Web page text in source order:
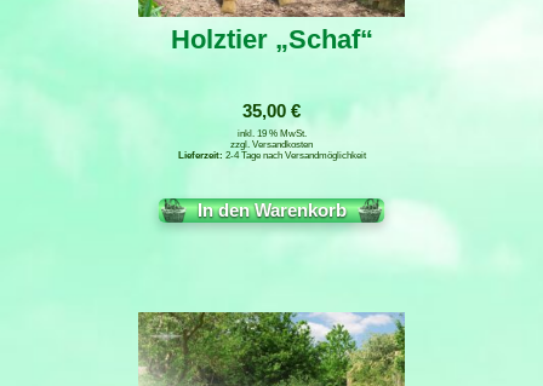
Holztier „Schaf“
35,00 €
inkl. 19 % MwSt.
zzgl. Versandkosten
2-4 Tage nach Versandmöglichkeit
In den Warenkorb